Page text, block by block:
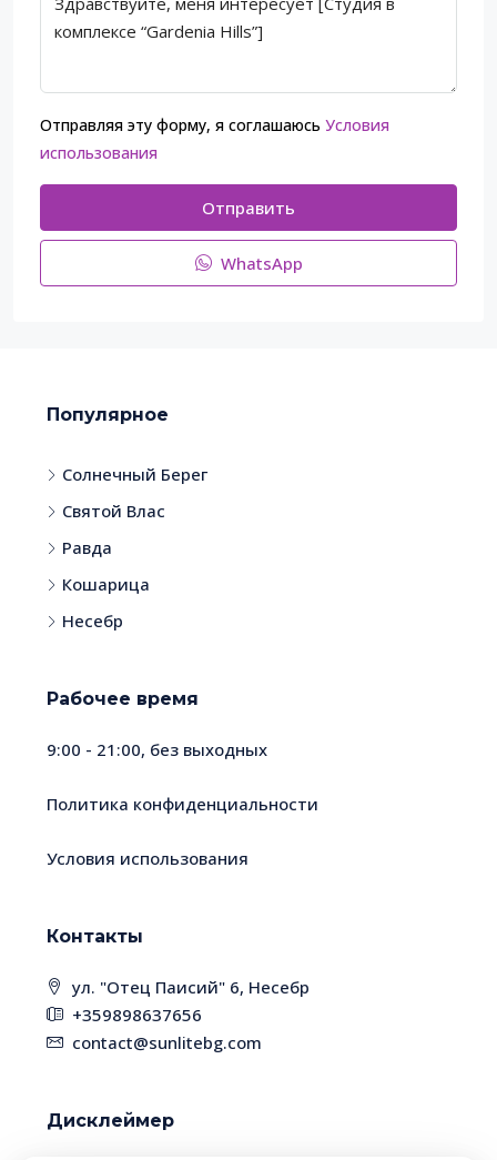
Отправляя эту форму, я соглашаюсь Условия
использования
Отправить
WhatsApp
Популярное
Солнечный Берег
Святой Влас
Равда
Кошарица
Несебр
Рабочее время
9:00 - 21:00, без выходных
Политика конфиденциальности
Условия использования
Контакты
ул. "Отец Паисий" 6, Несебр
+359898637656
contact@sunlitebg.com
Дисклеймер